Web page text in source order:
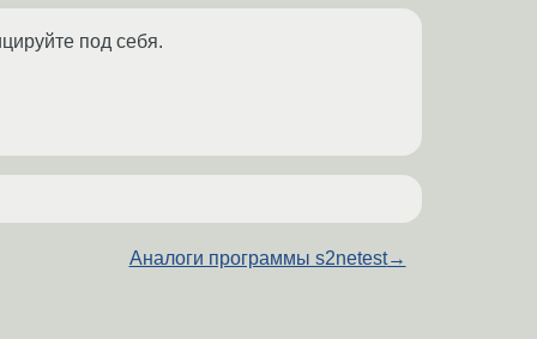
под себя.
Аналоги программы s2netest→